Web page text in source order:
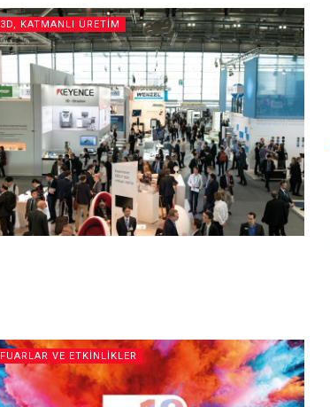
3D, KATMANLI ÜRETIM
FUARLAR VE ETKINLIKLER